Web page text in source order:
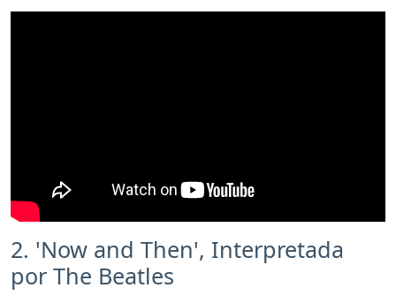
2. 'Now and Then', Interpretada
por The Beatles